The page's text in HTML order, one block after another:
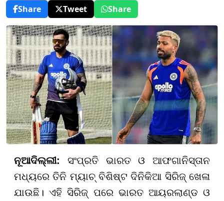
Share
Tweet Share
ନୂଆଦିଲ୍ଲୀ: ସଂପ୍ରତି ଭାରତ ଓ ଆଫଗାନିସ୍ତାନ
ମଧ୍ୟରେ ତିନି ମ୍ୟାଚ୍ ବିଶିଷ୍ଟ ଦିନିକିଆ ସିରିଜ୍ ଖେଳା
ଯାଉଛି। ଏହି ସିରିଜ୍ ପରେ ଭାରତ ଆୟରଲାଣ୍ଡ ଓ